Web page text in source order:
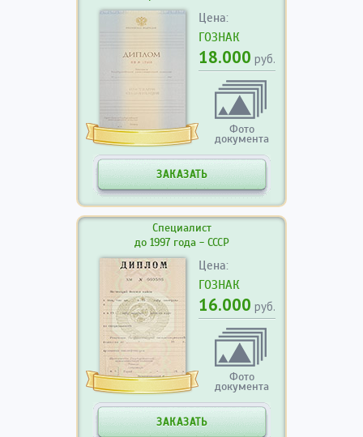
Цена:
ГОЗНАК
18.000 руб.
Фото
документа
ЗАКАЗАТЬ
Специалист
до 1997 года - СССР
Цена:
ГОЗНАК
16.000 руб.
Фото
документа
ЗАКАЗАТЬ